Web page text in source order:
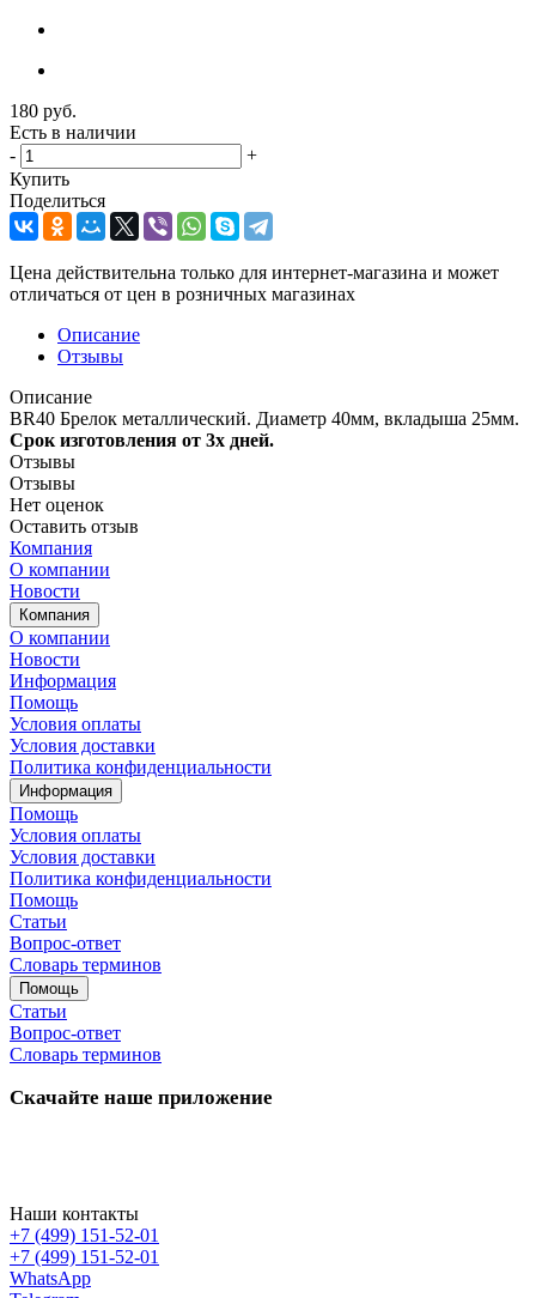
180 руб.
Есть в наличии
-
+
Купить
Поделиться
Цена действительна только для интернет-магазина и может
отличаться от цен в розничных магазинах
Описание
Отзывы
Описание
BR40 Брелок металлический. Диаметр 40мм, вкладыша 25мм.
Срок изготовления от 3х дней.
Отзывы
Отзывы
Нет оценок
Оставить отзыв
Компания
О компании
Новости
Компания
О компании
Новости
Информация
Помощь
Условия оплаты
Условия доставки
Политика конфиденциальности
Информация
Помощь
Условия оплаты
Условия доставки
Политика конфиденциальности
Помощь
Статьи
Вопрос-ответ
Словарь терминов
Помощь
Статьи
Вопрос-ответ
Словарь терминов
Скачайте наше приложение
Наши контакты
+7 (499) 151-52-01
+7 (499) 151-52-01
WhatsApp